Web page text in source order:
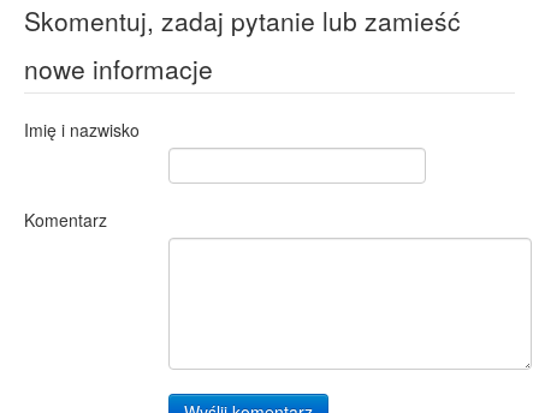
Skomentuj, zadaj pytanie lub zamieść
nowe informacje
Imię i nazwisko
Komentarz